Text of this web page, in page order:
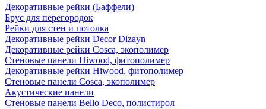
Декоративные рейки (Баффели)
Брус для перегородок
Рейки для стен и потолка
Декоративные рейки Decor Dizayn
Декоративные рейки Cosca, экополимер
Стеновые панели Hiwood, фитополимер
Декоративные рейки Hiwood, фитополимер
Стеновые панели Cosca, экополимер
Акустические панели
Стеновые панели Bello Deco, полистирол